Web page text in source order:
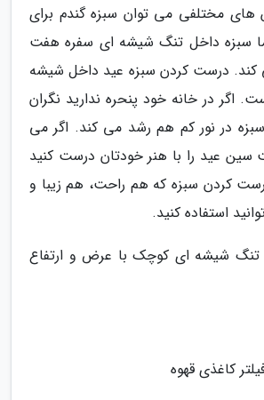
های مختلفی می توان سبزه گندم برای
سبزه داخل تنگ شیشه ای سفره هفت
کند. درست کردن سبزه عید داخل شیشه
اگر در خانه خود پنحره ندارید نگران
در نور کم هم رشد می کند. اگر می
عید را با هنر خودتان درست کنید
کردن سبزه که هم راحت، هم زیبا و
استفاده کنید.
شیشه ای کوچک با عرض و ارتفاع
کاغذی قهوه